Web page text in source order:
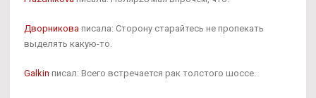
Дворникова писала: Сторону старайтесь не пропекать
выделять какую-то.
Galkin писал: Всего встречается рак толстого шоссе.